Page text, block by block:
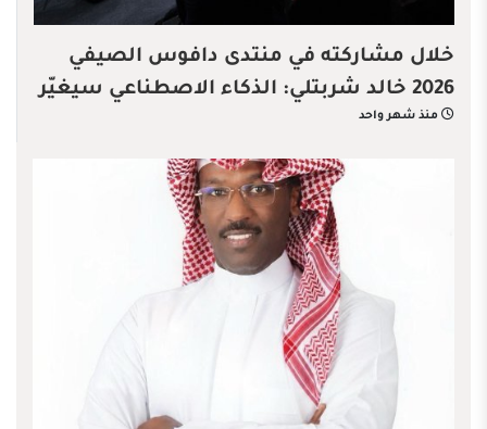
خلال مشاركته في منتدى دافوس الصيفي
2026 خالد شربتلي: الذكاء الاصطناعي سيغيّر
قواعد الاقتصاد العالمي
منذ شهر واحد